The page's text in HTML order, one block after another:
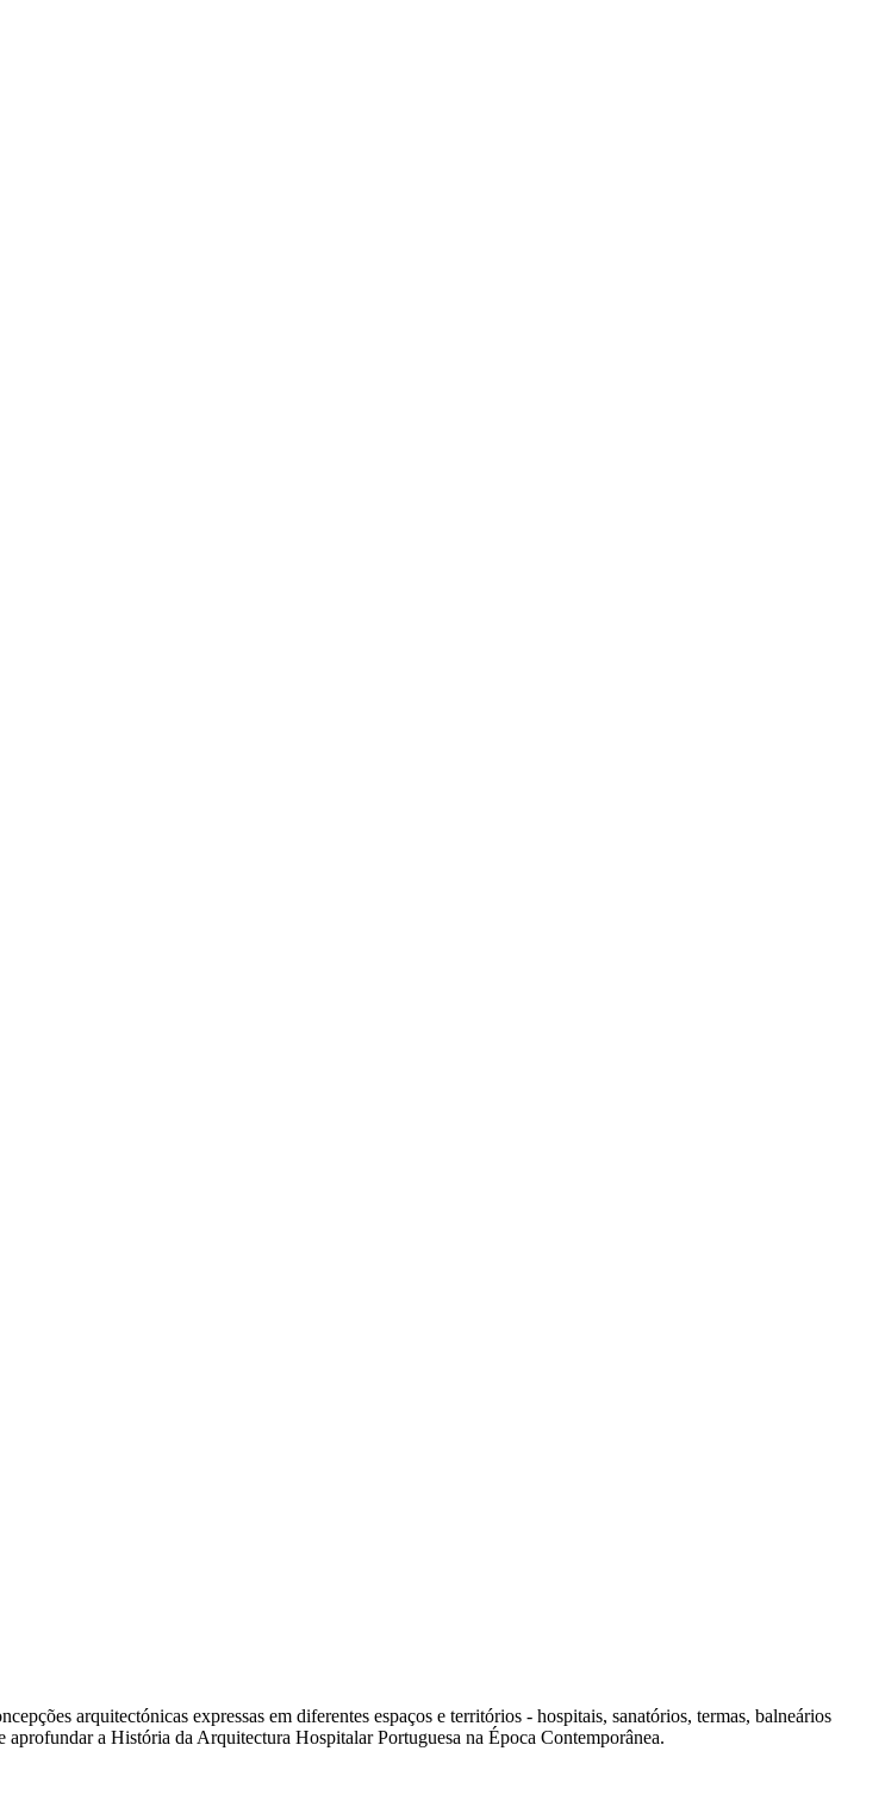
arquitectónicas expressas em diferentes espaços e territórios - hospitais, sanatórios, termas, balneários
a História da Arquitectura Hospitalar Portuguesa na Época Contemporânea.